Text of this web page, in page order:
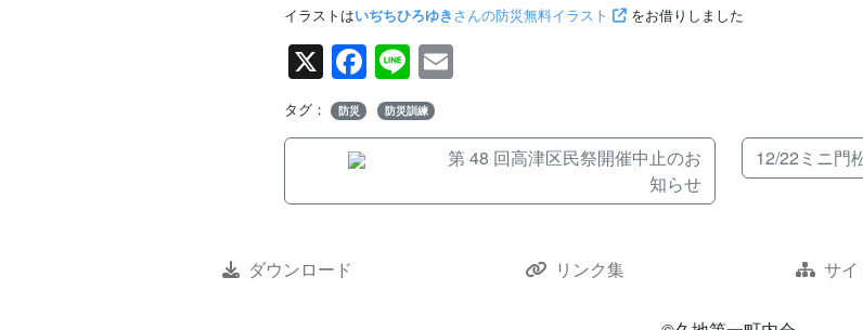
イラストはいぢちひろゆきさんの防災無料イラスト をお借りしました
X Facebook
Line
タグ： 防災 防災訓練
第 48 回高津区民祭開催中止のお
知らせ
12/22ミニ門
ダウンロード リンク集 サ